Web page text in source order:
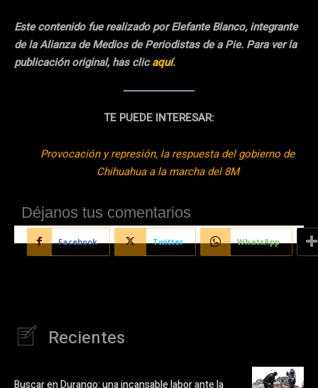
Este contenido fue realizado por Elefante Blanco, integrante
de la Alianza de Medios de Periodistas de a Pie. Para ver la
publicación original, has clicaquí.
TE PUEDE INTERESAR:
Provocación y represión, la respuesta del gobierno de
Chihuahua a la marcha del 8M
Déjanos tus comentarios
Facebook Twitter WhatsApp
Recientes
Buscar en Durango: una incansable labor ante la